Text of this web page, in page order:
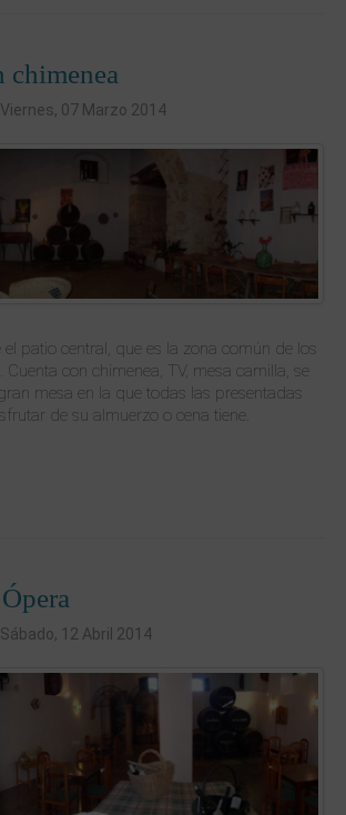
chimenea
Viernes, 07 Marzo 2014
el patio central, que es la zona común de los
con chimenea, TV, mesa camilla, se
mesa en la que todas las presentadas
de su almuerzo o cena tiene.
Sábado, 12 Abril 2014